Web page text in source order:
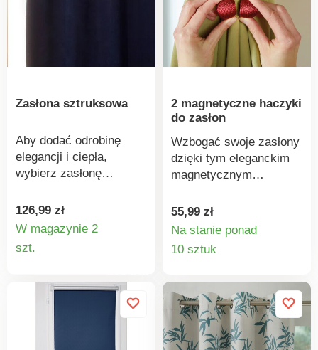
Zasłona sztruksowa
Aby dodać odrobinę
elegancji i ciepła,
wybierz zasłonę
ponadczasowych
kolorach. Gotowa do
zawieszenia. Metalowe
przelotki. Obszyta u
Sprzedawana
pojedynczo.
126,99 zł
W magazynie 2
szt.
2 magnetyczne haczyki
do zasłon
Wzbogać swoje zasłony
dzięki tym eleganckim
magnetycznym
one skutecznie zasłonić
rolety i zasłony, a także
zmieniać ilość światła w
pomieszczeniu.
55,99 zł
Na stanie ponad
10 sztuk